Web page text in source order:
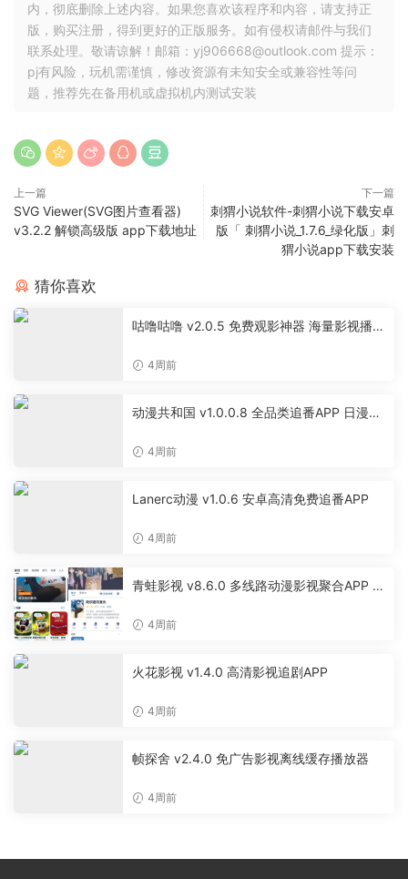
内，彻底删除上述内容。如果您喜欢该程序和内容，请支持正
版，购买注册，得到更好的正版服务。如有侵权请邮件与我们
联系处理。敬请谅解！邮箱：yj906668@outlook.com 提示：
pj有风险，玩机需谨慎，修改资源有未知安全或兼容性等问
题，推荐先在备用机或虚拟机内测试安装
上一篇
SVG Viewer(SVG图片查看器)
v3.2.2 解锁高级版 app下载地址
下一篇
刺猬小说软件-刺猬小说下载安卓
版「 刺猬小说_1.7.6_绿化版」刺
猬小说app下载安装
猜你喜欢
咕噜咕噜 v2.0.5 免费观影神器 海量影视播放
4周前
动漫共和国 v1.0.0.8 全品类追番APP 日漫国
4周前
Lanerc动漫 v1.0.6 安卓高清免费追番APP
4周前
青蛙影视 v8.6.0 多线路动漫影视聚合APP 免
4周前
火花影视 v1.4.0 高清影视追剧APP
4周前
帧探舍 v2.4.0 免广告影视离线缓存播放器
4周前